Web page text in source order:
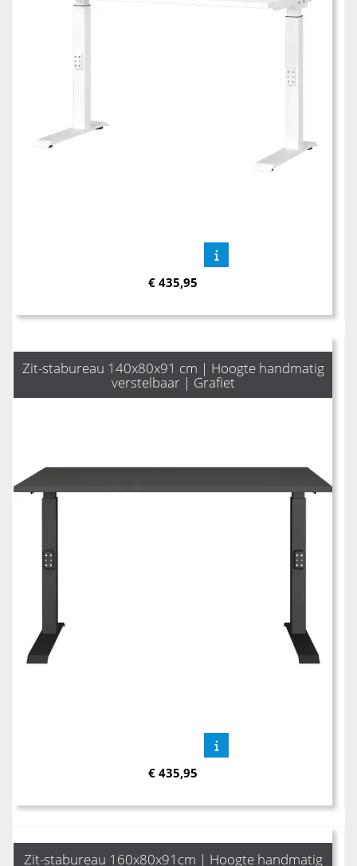
€ 435,95
Zit-stabureau 140x80x91 cm | Hoogte handmatig
verstelbaar | Grafiet
€ 435,95
Zit-stabureau 160x80x91cm | Hoogte handmatig